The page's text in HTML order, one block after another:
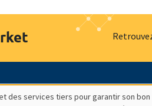
Nos engagements Hommage à
des services tiers pour garantir son